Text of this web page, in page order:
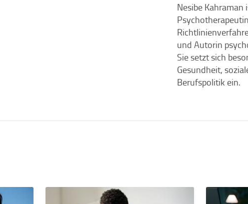
Nesibe Kahraman
und Autorin
Sie setzt sich
Gesundheit,
Berufspolitik ein.